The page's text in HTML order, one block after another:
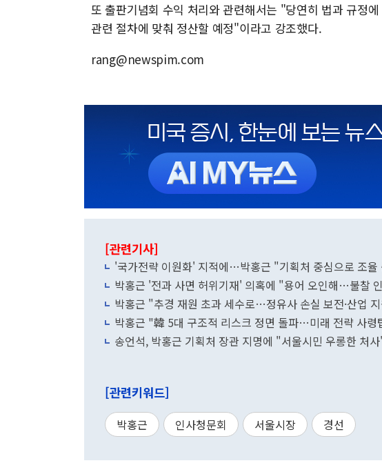
또 출판기념회 수익 처리와 관련해서는 "당연히 법과 규정
관련 절차에 맞춰 정산할 예정"이라고 강조했다.
rang@newspim.com
[관련기사]
'국가전략 이원화' 지적에…박홍근 "기획처 중심으로 조율
박홍근 '전과 사면 허위기재' 의혹에 "용어 오인해…불찰
박홍근 "추경 재원 초과 세수로…정유사 손실 보전·산업
박홍근 "韓 5대 구조적 리스크 정면 돌파…미래 전략 사령
송언석, 박홍근 기획처 장관 지명에 "서울시민 우롱한 처
[관련키워드]
박홍근 인사청문회 서울시장 경선